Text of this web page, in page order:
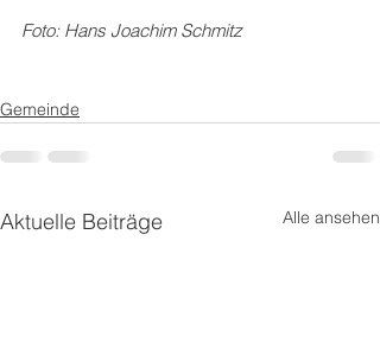
Foto: Hans Joachim Schmitz
Gemeinde
Aktuelle Beiträge Alle ansehen